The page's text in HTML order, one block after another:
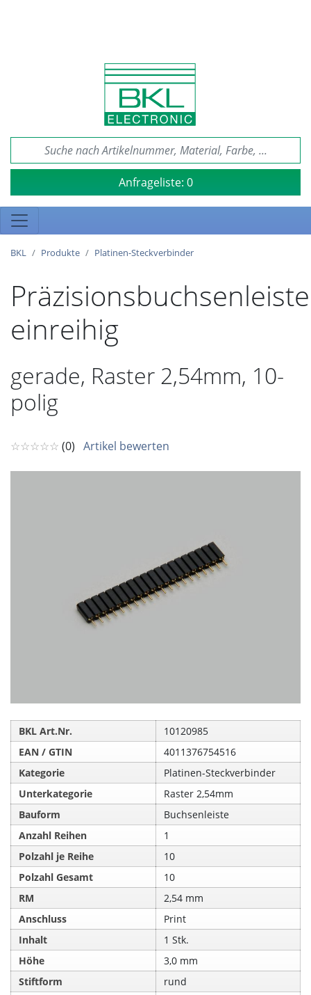
Anfrageliste: 0
BKL Produkte Platinen-Steckverbinder
Präzisionsbuchsenleiste
einreihig
gerade, Raster 2,54mm, 10-
polig
☆☆☆☆☆ (0) Artikel bewerten
BKL Art.Nr.
10120985
EAN / GTIN
4011376754516
Kategorie
Platinen-Steckverbinder
Unterkategorie
Raster 2,54mm
Bauform
Buchsenleiste
Anzahl Reihen
1
Polzahl je Reihe
10
Polzahl Gesamt
10
RM
2,54 mm
Anschluss
Print
Inhalt
1 Stk.
Höhe
3,0 mm
Stiftform
rund